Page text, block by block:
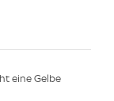
eine Gelbe